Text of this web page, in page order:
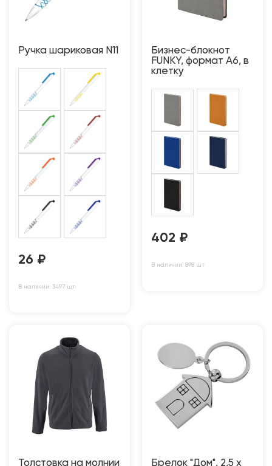
Ручка шариковая N11
26 ₽
В наличии: 3497 шт
Бизнес-блокнот
FUNKY, формат A6, в
клетку
402 ₽
В наличии: 898 шт
Толстовка на молнии Брелок "Дом", 2,5 х